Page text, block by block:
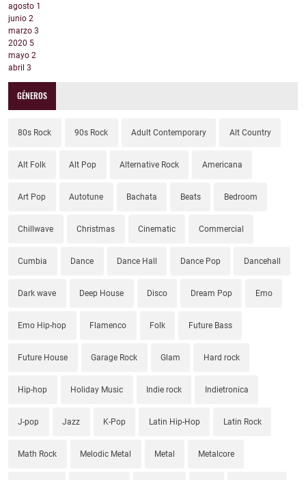
agosto 1
junio 2
marzo 3
2020 5
mayo 2
abril 3
GÉNEROS
80s Rock 90s Rock Adult Contemporary Alt Country
Alt Folk Alt Pop Alternative Rock Americana
Art Pop Autotune Bachata Beats Bedroom
Chillwave Christmas Cinematic Commercial
Cumbia Dance Dance Hall Dance Pop Dancehall
Dark wave Deep House Disco Dream Pop Emo
Emo Hip-hop Flamenco Folk Future Bass
Future House Garage Rock Glam Hard rock
Hip-hop Holiday Music Indie rock Indietronica
J-pop Jazz K-Pop Latin Hip-Hop Latin Rock
Math Rock Melodic Metal Metal Metalcore